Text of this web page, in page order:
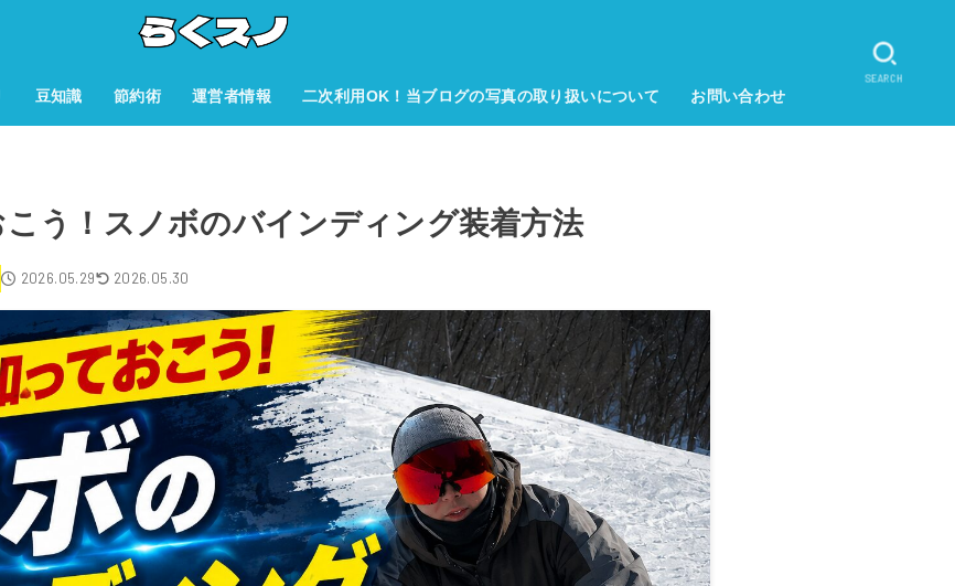
豆知識 節約術 運営者情報 二次利用OK！当ブログの写真の取り扱いについて お問い合わせ
SEARCH
う！スノボのバインディング装着方法
2026.05.29 2026.05.30